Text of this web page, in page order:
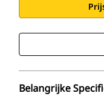
Belangrijke